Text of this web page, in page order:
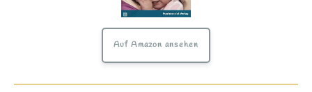
Auf Amazon ansehen